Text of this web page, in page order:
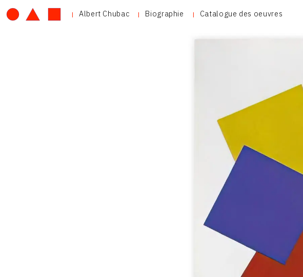
Albert Chubac Biographie Catalogue des oeuvres